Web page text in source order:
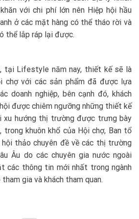
với chi phí lớn nên Hiệp hội hầu
ở các mặt hàng có thể tháo rời và
thể lắp ráp lại được.
tại Lifestyle năm nay, thiết kế sẽ là
chợ với các sản phẩm đã được lựa
doanh nghiệp, bên cạnh đó, khách
được chiêm ngưỡng những thiết kế
xu hướng thị trường được trưng bày
khuôn khổ của Hội chợ, Ban tổ
thảo chuyên đề về các thị trường
Âu do các chuyên gia nước ngoài
các thông tin mới nhất trong ngành
gia và khách tham quan.